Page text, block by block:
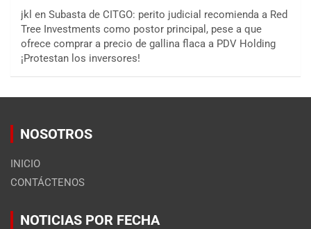
jkl en Subasta de CITGO: perito judicial recomienda a Red
Tree Investments como postor principal, pese a que
ofrece comprar a precio de gallina flaca a PDV Holding
¡Protestan los inversores!
NOSOTROS
INICIO
CONTÁCTENOS
NOTICIAS POR FECHA